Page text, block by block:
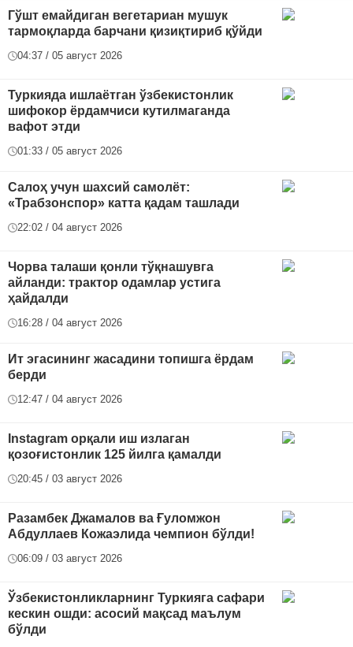
Гўшт емайдиган вегетариан мушук
тармоқларда барчани қизиқтириб қўйди
04:37 / 05 август 2026
Туркияда ишлаётган ўзбекистонлик
шифокор ёрдамчиси кутилмаганда
вафот этди
01:33 / 05 август 2026
Салоҳ учун шахсий самолёт:
«Трабзонспор» катта қадам ташлади
22:02 / 04 август 2026
Чорва талаши қонли тўқнашувга
айланди: трактор одамлар устига
ҳайдалди
16:28 / 04 август 2026
Ит эгасининг жасадини топишга ёрдам
берди
12:47 / 04 август 2026
Instagram орқали иш излаган
қозоғистонлик 125 йилга қамалди
20:45 / 03 август 2026
Разамбек Джамалов ва Ғуломжон
Абдуллаев Кожаэлида чемпион бўлди!
06:09 / 03 август 2026
Ўзбекистонликларнинг Туркияга сафари
кескин ошди: асосий мақсад маълум
бўлди